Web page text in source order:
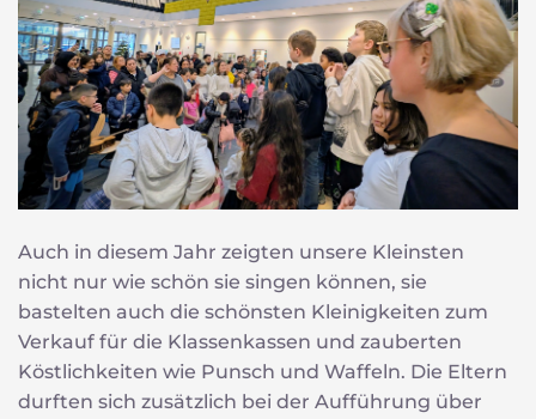
Auch in diesem Jahr zeigten unsere Kleinsten
nicht nur wie schön sie singen können, sie
bastelten auch die schönsten Kleinigkeiten zum
Verkauf für die Klassenkassen und zauberten
Köstlichkeiten wie Punsch und Waffeln. Die Eltern
durften sich zusätzlich bei der Aufführung über